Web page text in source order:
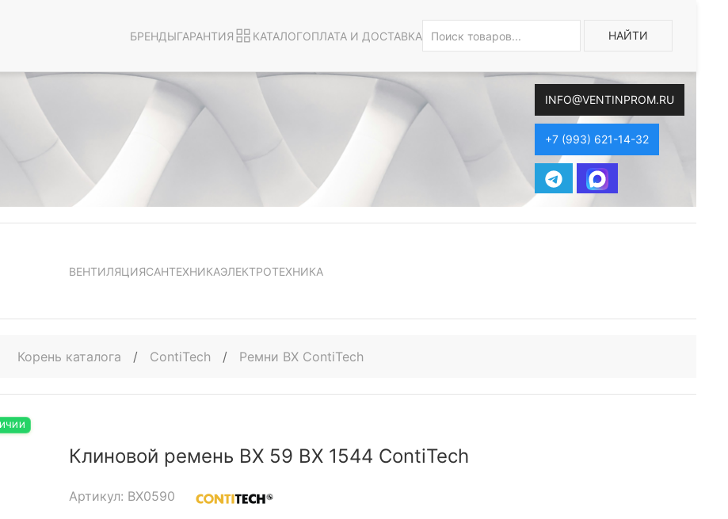
БРЕНДЫГАРАНТИЯ КАТАЛОГОПЛАТА И ДОСТАВКА НАЙТИ
INFO@VENTINPROM.RU
+7 (993) 621-14-32
ВЕНТИЛЯЦИЯСАНТЕХНИКАЭЛЕКТРОТЕХНИКА
Корень каталога / ContiTech / Ремни BX ContiTech
Клиновой ремень BX 59 BX 1544 ContiTech
Артикул: BX0590